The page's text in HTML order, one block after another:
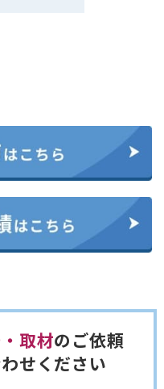
取材のご依頼
せください